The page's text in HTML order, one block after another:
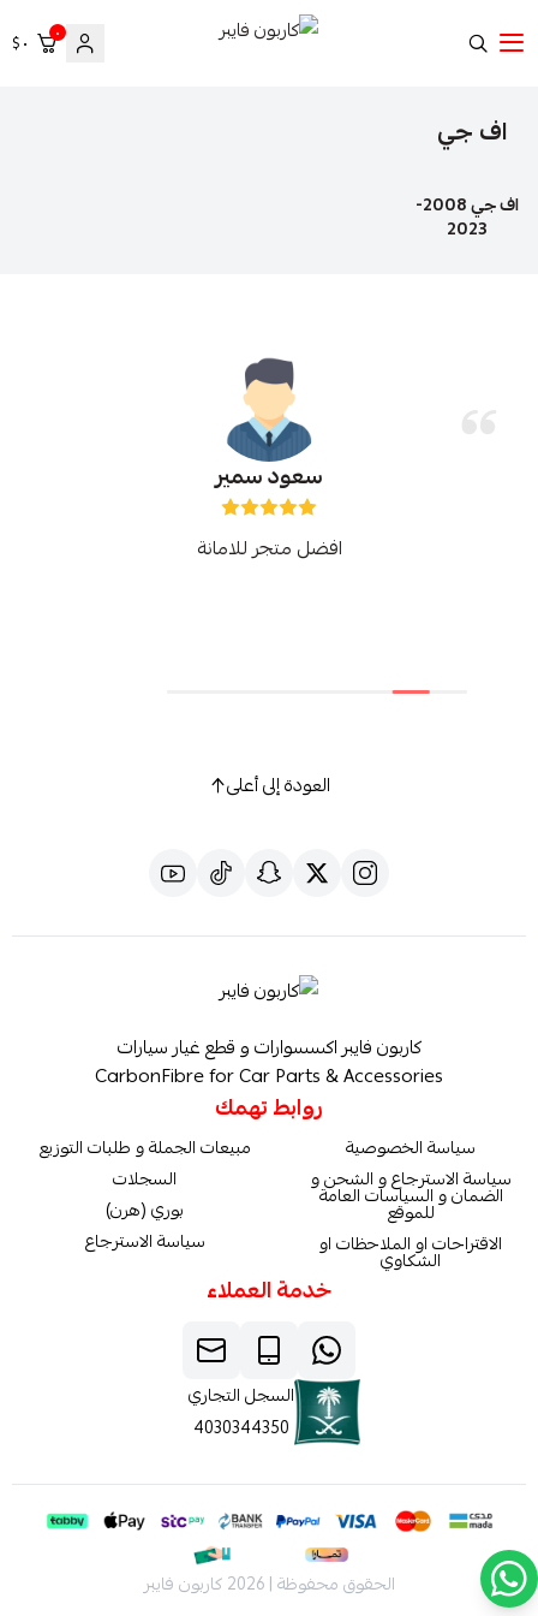
٠ ٠ $
اف جي
اف جي 2008-
2023
سعود سمير
افضل متجر للامانة
العودة إلى أعلى
كاربون فايبر اكسسوارات و قطع غيار سيارات
CarbonFibre for Car Parts & Accessories
روابط تهمك
سياسة الخصوصية
سياسة الاسترجاع و الشحن و
الضمان و السياسات العامة
للموقع
الاقتراحات او الملاحظات او
الشكاوي
مبيعات الجملة و طلبات التوزيع
السجلات
بوري (هرن)
سياسة الاسترجاع
خدمة العملاء
السجل التجاري
4030344350
الحقوق محفوظة | 2026 كاربون فايبر